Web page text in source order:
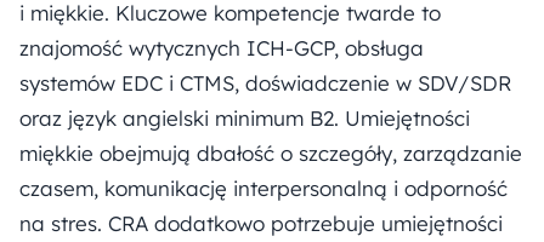
i miękkie. Kluczowe kompetencje twarde to
znajomość wytycznych ICH-GCP, obsługa
systemów EDC i CTMS, doświadczenie w SDV/SDR
oraz język angielski minimum B2. Umiejętności
miękkie obejmują dbałość o szczegóły, zarządzanie
czasem, komunikację interpersonalną i odporność
na stres. CRA dodatkowo potrzebuje umiejętności